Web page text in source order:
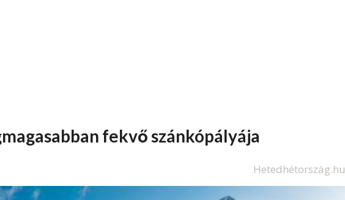
fekvő szánkópályája
Hetedhétország.hu